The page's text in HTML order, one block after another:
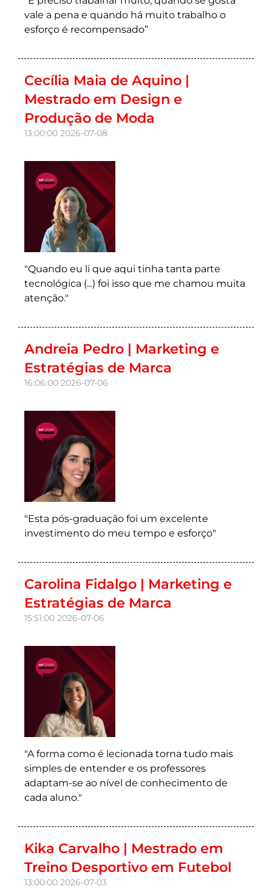
vale a pena e quando há muito trabalho o
esforço é recompensado”
Cecília Maia de Aquino |
Mestrado em Design e
Produção de Moda
13:00:00 2026-07-08
"Quando eu li que aqui tinha tanta parte
tecnológica (...) foi isso que me chamou muita
atenção."
Andreia Pedro | Marketing e
Estratégias de Marca
16:06:00 2026-07-06
"Esta pós-graduação foi um excelente
investimento do meu tempo e esforço"
Carolina Fidalgo | Marketing e
Estratégias de Marca
15:51:00 2026-07-06
"A forma como é lecionada torna tudo mais
simples de entender e os professores
adaptam-se ao nível de conhecimento de
cada aluno."
Kika Carvalho | Mestrado em
Treino Desportivo em Futebol
13:00:00 2026-07-03